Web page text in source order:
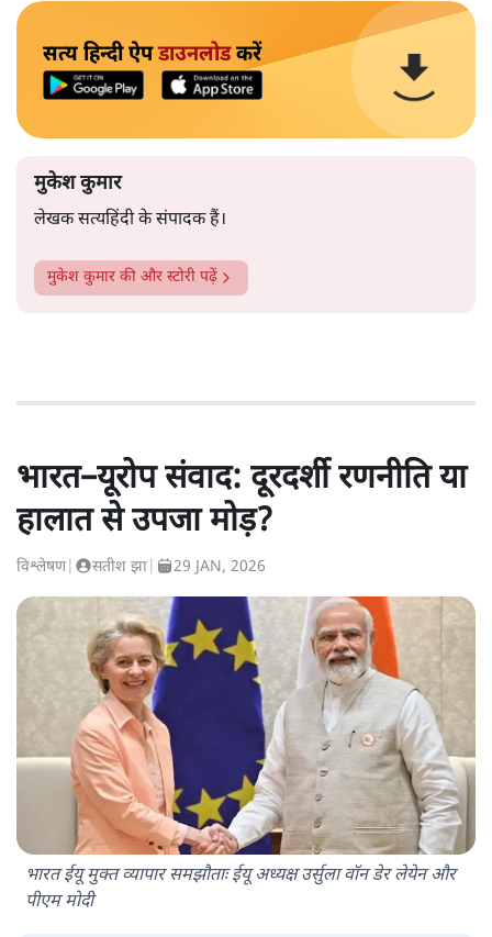
सत्य हिन्दी ऐपडाउनलोडकरें
मुकेश कुमार
लेखक सत्यहिंदी के संपादक हैं।
मुकेश कुमार की और स्टोरी पढ़ें
भारत–यूरोप संवाद: दूरदर्शी रणनीति या
हालात से उपजा मोड़?
विश्लेषण| सतीश झा 29 JAN, 2026
भारत ईयू मुक्त व्यापार समझौताः ईयू अध्यक्ष उर्सुला वॉन डेर लेयेन और
पीएम मोदी